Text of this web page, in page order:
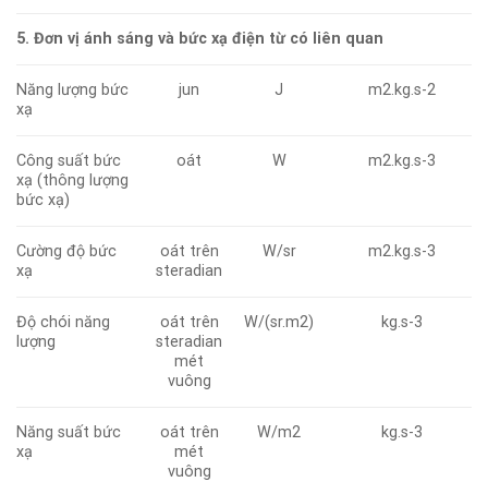
5. Đơn vị ánh sáng và bức xạ điện từ có liên quan
Năng lượng bức
xạ
jun J m2.kg.s-2
Công suất bức
xạ (thông lượng
bức xạ)
oát W m2.kg.s-3
Cường độ bức
xạ
oát trên
steradian
W/sr m2.kg.s-3
Độ chói năng
lượng
oát trên
steradian
mét
vuông
W/(sr.m2) kg.s-3
Năng suất bức
xạ
oát trên
mét
vuông
W/m2 kg.s-3